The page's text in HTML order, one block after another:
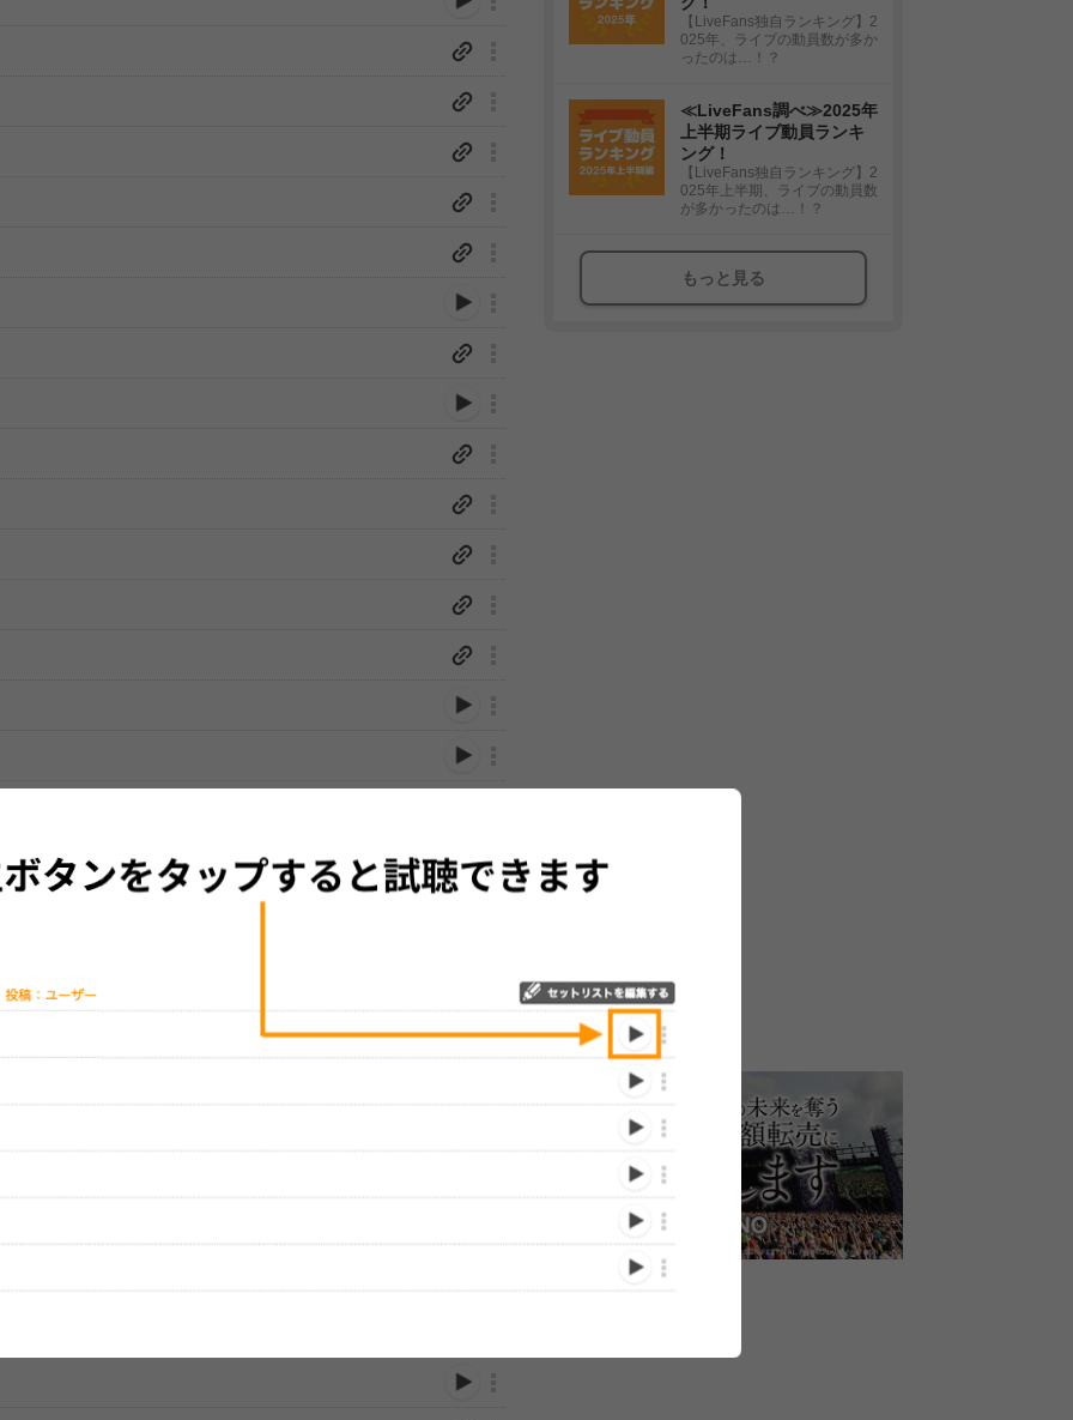
【LiveFans独自ランキング】2
025年、ライブの動員数が多か
ったのは…！？
≪LiveFans調べ≫2025年
上半期ライブ動員ランキ
ング！
【LiveFans独自ランキング】2
025年上半期、ライブの動員数
が多かったのは…！？
もっと見る